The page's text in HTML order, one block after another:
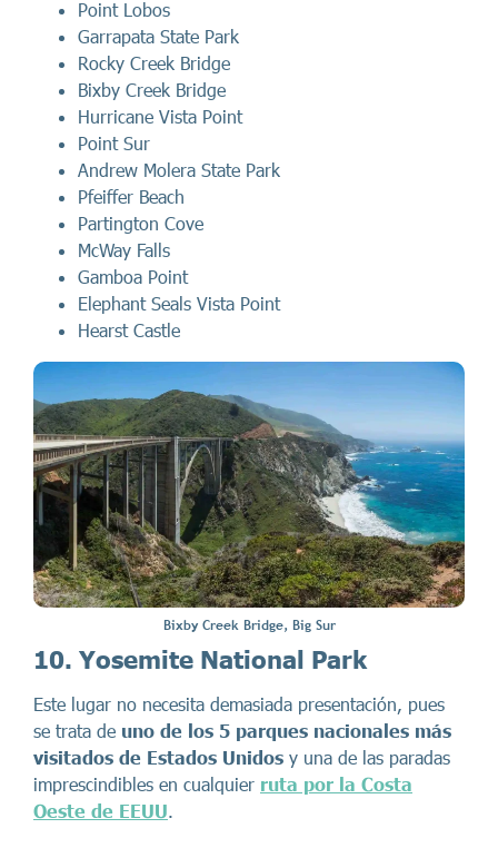
Point Lobos
Garrapata State Park
Rocky Creek Bridge
Bixby Creek Bridge
Hurricane Vista Point
Point Sur
Andrew Molera State Park
Pfeiffer Beach
Partington Cove
McWay Falls
Gamboa Point
Elephant Seals Vista Point
Hearst Castle
Bixby Creek Bridge, Big Sur
10. Yosemite National Park
Este lugar no necesita demasiada presentación, pues
se trata de uno de los 5 parques nacionales más
visitados de Estados Unidos y una de las paradas
imprescindibles en cualquier ruta por la Costa
Oeste de EEUU